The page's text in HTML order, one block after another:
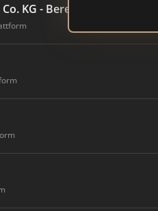
KG - Bereich inFranken.de